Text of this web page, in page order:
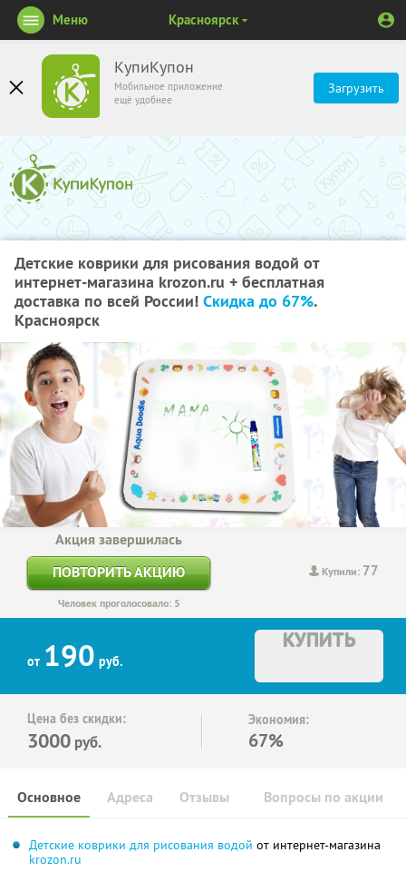
КупиКупон
Мобильное приложение
ещё удобнее
Загрузить
Меню Красноярск
Детские коврики для рисования водой от
интернет-магазина krozon.ru + бесплатная
доставка по всей России! Скидка до 67%.
Красноярск
Купили: 77
Акция завершилась
ПОВТОРИТЬ АКЦИЮ
Человек проголосовало: 5
от 190 руб.
КУПИТЬ
Цена без скидки:
3000 руб.
Экономия:
67%
Основное Отзывы Вопросы по акции
Адреса
Детские коврики для рисования водой от интернет-магазина
krozon.ru